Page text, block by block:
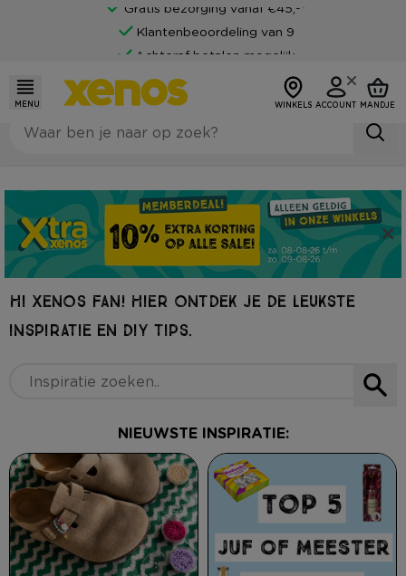
Gratis bezorging vanaf €45,-*
Klantenbeoordeling van 9
Achteraf betalen mogelijk
MENU WINKELS ACCOUNT MANDJE
HI XENOS FAN! HIER ONTDEK JE DE LEUKSTE
INSPIRATIE EN DIY TIPS.
NIEUWSTE INSPIRATIE: